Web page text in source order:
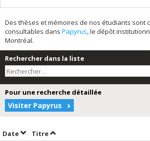
Des thèses et mémoires de nos étudiants sont
consultables dans Papyrus, le dépôt
Montréal.
Rechercher dans la liste
Pour une recherche détaillée
Visiter Papyrus
DateTrier par date en ordre croissant
TitreTrier par titre en ordre